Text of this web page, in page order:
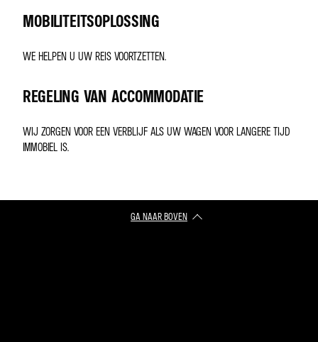
MOBILITEITSOPLOSSING
WE HELPEN U UW REIS VOORTZETTEN.
REGELING VAN ACCOMMODATIE
WIJ ZORGEN VOOR EEN VERBLIJF ALS UW WAGEN VOOR LANGERE TIJD
IMMOBIEL IS.
GA NAAR BOVEN